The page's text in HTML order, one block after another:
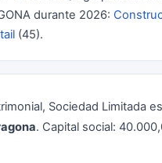
durante 2026:
(45).
Sociedad Limitada
. Capital social: